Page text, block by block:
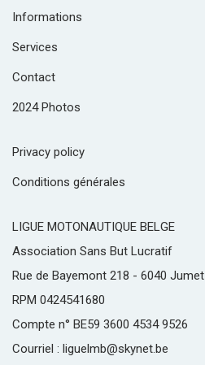
Informations
Services
Contact
2024 Photos
Privacy policy
Conditions générales
LIGUE MOTONAUTIQUE BELGE
Association Sans But Lucratif
Rue de Bayemont 218 - 6040 Jumet
RPM 0424541680
Compte n° BE59 3600 4534 9526
Courriel : liguelmb@skynet.be